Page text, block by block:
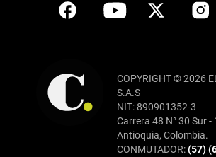
COPYRIGHT © 2026
S.A.S
NIT: 890901352-3
Carrera 48 N° 30 Sur -
Antioquia, Colombia.
CONMUTADOR:(57)